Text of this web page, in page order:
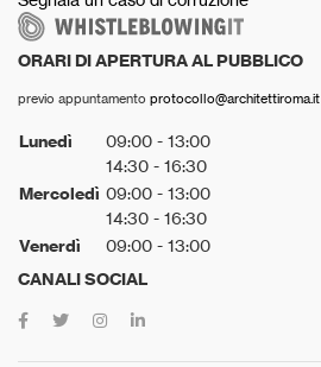
ORARI DI APERTURA AL PUBBLICO
previo appuntamento protocollo@architettiroma.it
Lunedì
09:00 - 13:00
14:30 - 16:30
Mercoledì 09:00 - 13:00
14:30 - 16:30
Venerdì 09:00 - 13:00
CANALI SOCIAL